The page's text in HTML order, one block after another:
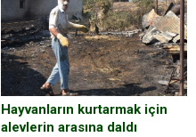
sürücüsünden ehliyet ve ruhsat
sorup belgelerini istedi. Sürücü
Abdurrahman Ö.nün verdiği
evraklarda eksik olduğunu...
Hayvanların kurtarmak için
alevlerin arasına daldı